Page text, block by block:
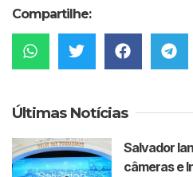
Compartilhe:
Últimas Notícias
Salvador
câmeras e